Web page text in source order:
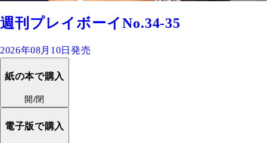
週刊プレイボーイNo.34-35
2026年08月10日発売
紙の本で購入
開/閉
電子版で購入